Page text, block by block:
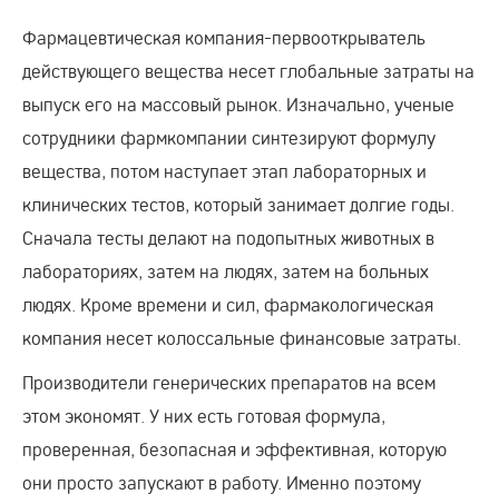
Фармацевтическая компания-первооткрыватель
действующего вещества несет глобальные затраты на
выпуск его на массовый рынок. Изначально, ученые
сотрудники фармкомпании синтезируют формулу
вещества, потом наступает этап лабораторных и
клинических тестов, который занимает долгие годы.
Сначала тесты делают на подопытных животных в
лабораториях, затем на людях, затем на больных
людях. Кроме времени и сил, фармакологическая
компания несет колоссальные финансовые затраты.
Производители генерических препаратов на всем
этом экономят. У них есть готовая формула,
проверенная, безопасная и эффективная, которую
они просто запускают в работу. Именно поэтому